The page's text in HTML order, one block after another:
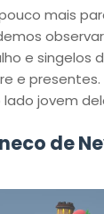
mais
e singelos
e
jovem
de